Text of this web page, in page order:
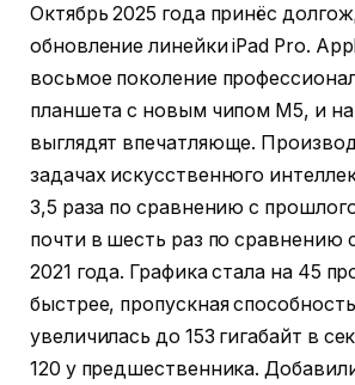
Октябрь 2025 года принёс
обновление линейки iPad Pro.
восьмое поколение
планшета с новым чипом M5, и
выглядят впечатляюще.
задачах искусственного
3,5 раза по сравнению с
почти в шесть раз по сравнению
2021 года. Графика стала на 45
быстрее, пропускная
увеличилась до 153 гигабайт в
120 у предшественника.